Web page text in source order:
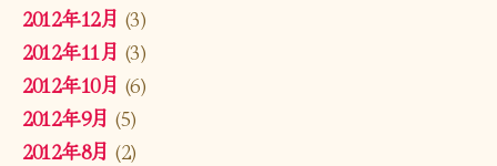
2012年12月 (3)
2012年11月 (3)
2012年10月 (6)
2012年9月 (5)
2012年8月 (2)